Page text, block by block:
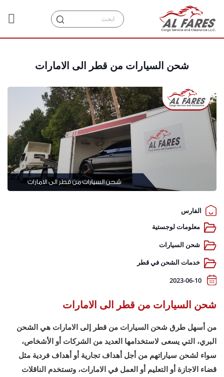
شحن السيارات من قطر الى الامارات
الفارس
معلومات لوجستية
شحن السيارات
خدمات الشحن في قطر
2023-06-10
شحن السيارات من قطر الى الامارات
من أسهل طرق شحن السيارات من قطر إلى الامارات هي الشحن
البري، التي يسعى لاستخدامها العديد من الشركات أو الأشخاص،
سواء لشحن سياراتهم من أجل أهداف تجارية أو أهداف فردية مثل
قضاء الاجازة أو التعليم أو العمل في الامارات، وتستخدم الناقلات